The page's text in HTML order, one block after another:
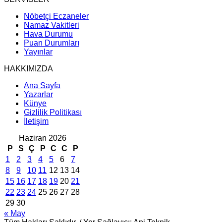
Nöbetçi Eczaneler
Namaz Vakitleri
Hava Durumu
Puan Durumları
Yayınlar
HAKKIMIZDA
Ana Sayfa
Yazarlar
Künye
Gizlilik Politikası
İletişim
Haziran 2026
P
S Ç P C C
P
1
2 3 4 5 6
7
8
9 10 11 12 13 14
15 16 17 18 19 20 21
22 23 24 25 26 27 28
29 30
« May